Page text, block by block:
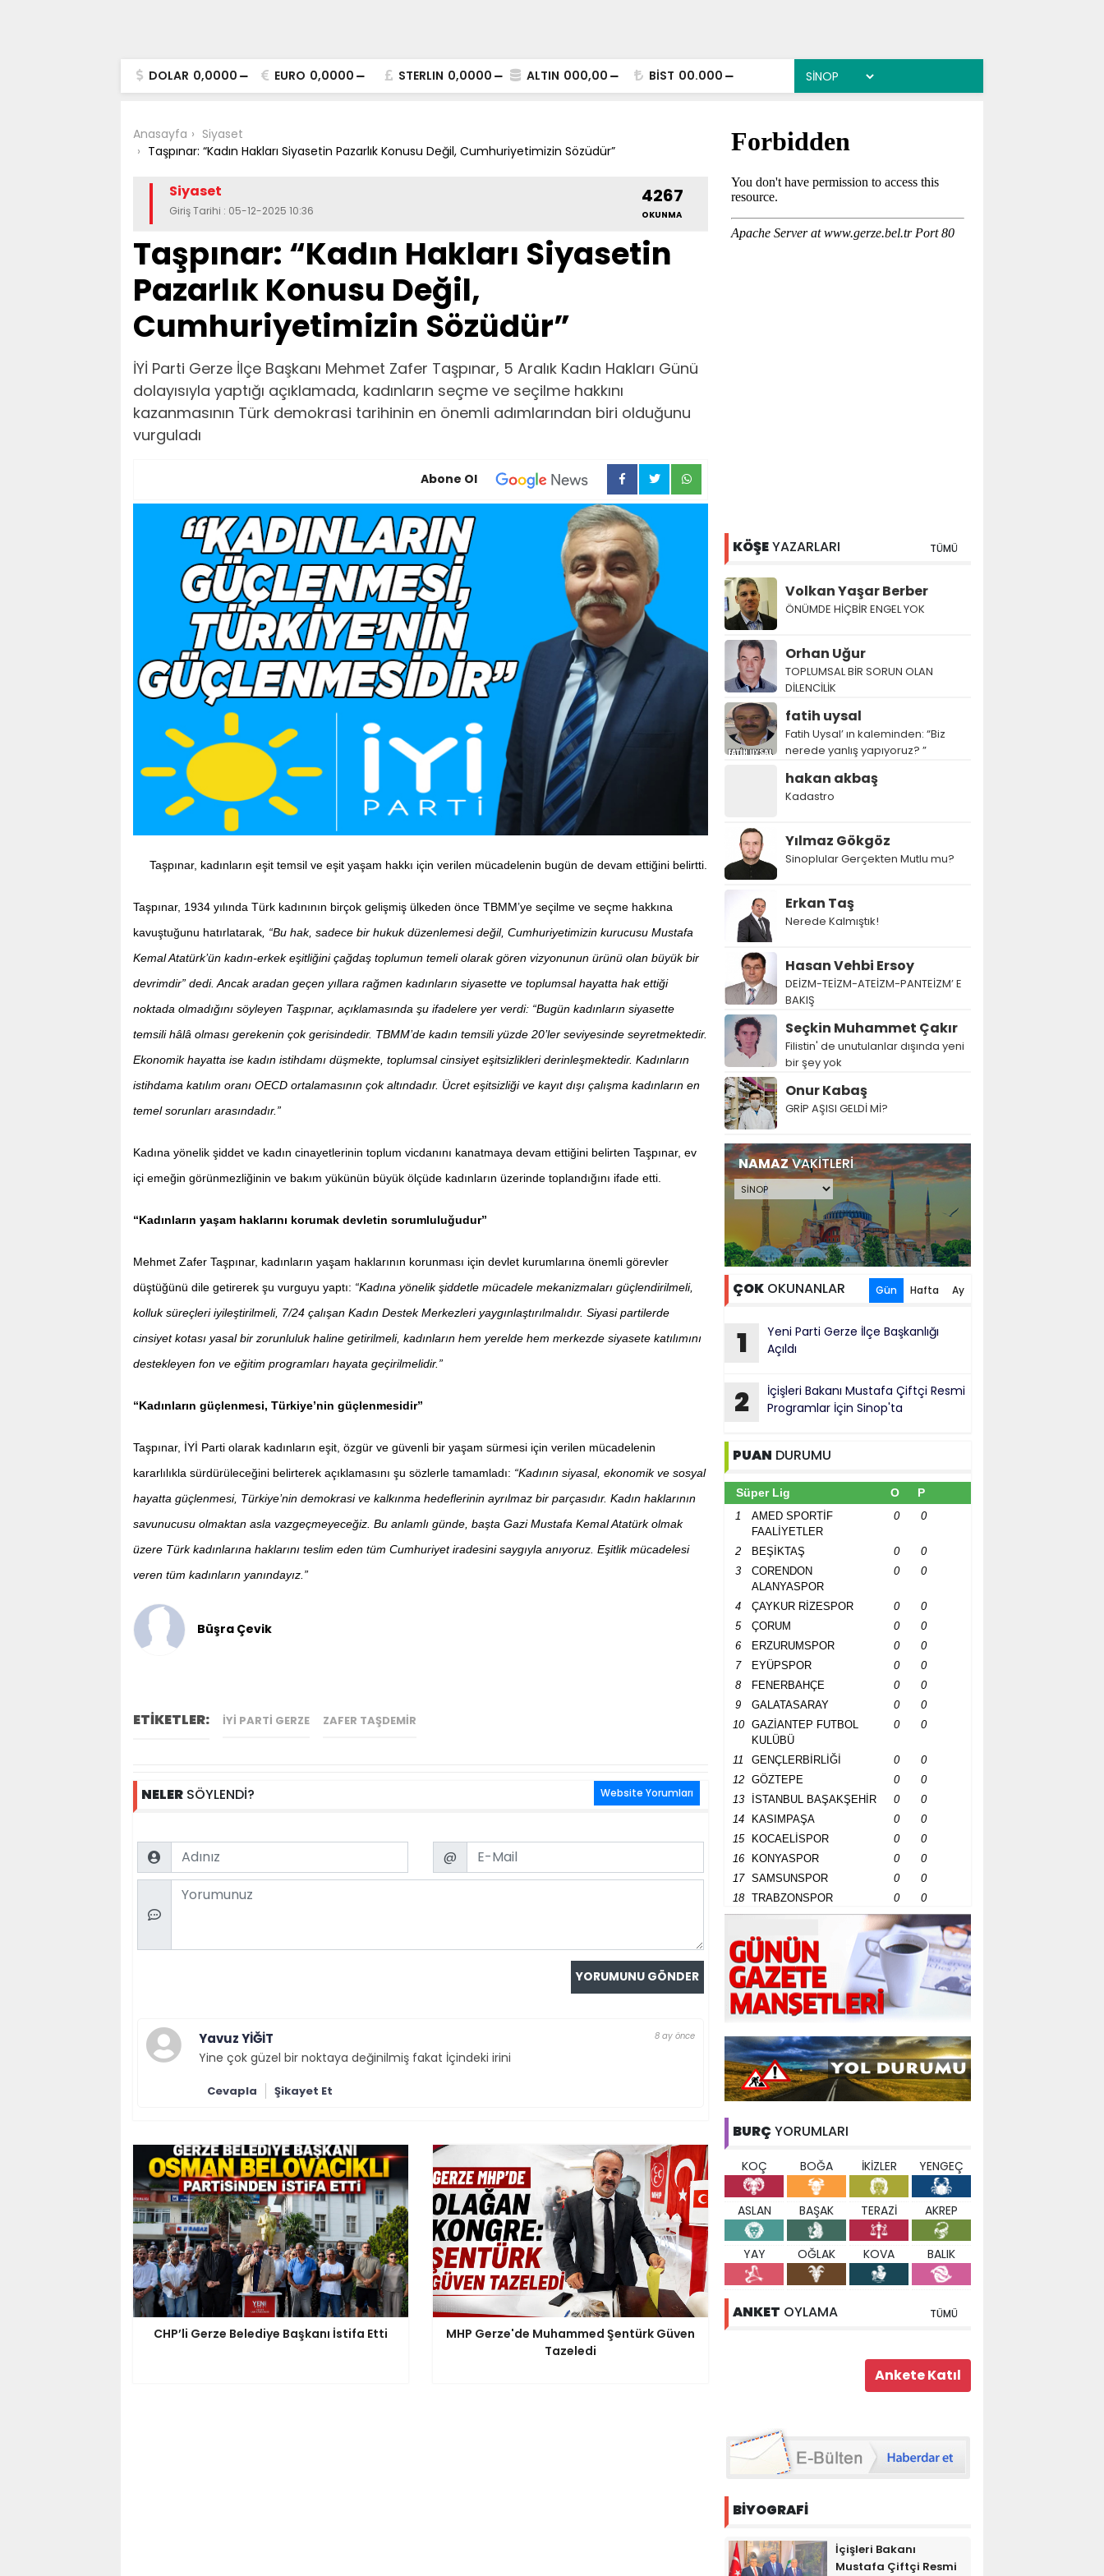
DOLAR 0,0000 EURO 0,0000 STERLIN 0,0000 ALTIN 000,00 BİST 00.000
Anasayfa
Siyaset
Taşpınar: “Kadın Hakları Siyasetin Pazarlık Konusu Değil, Cumhuriyetimizin Sözüdür”
Siyaset
Giriş Tarihi : 05-12-2025 10:36
4267
OKUNMA
Taşpınar: “Kadın Hakları Siyasetin
Pazarlık Konusu Değil,
Cumhuriyetimizin Sözüdür”
İYİ Parti Gerze İlçe Başkanı Mehmet Zafer Taşpınar, 5 Aralık Kadın Hakları Günü
dolayısıyla yaptığı açıklamada, kadınların seçme ve seçilme hakkını
kazanmasının Türk demokrasi tarihinin en önemli adımlarından biri olduğunu
vurguladı
Abone Ol
Taşpınar, kadınların eşit temsil ve eşit yaşam hakkı için verilen mücadelenin bugün de devam ettiğini belirtti.
Taşpınar, 1934 yılında Türk kadınının birçok gelişmiş ülkeden önce TBMM’ye seçilme ve seçme hakkına
kavuştuğunu hatırlatarak , “Bu hak, sadece bir hukuk düzenlemesi değil, Cumhuriyetimizin kurucusu Mustafa
Kemal Atatürk’ün kadın-erkek eşitliğini çağdaş toplumun temeli olarak gören vizyonunun ürünü olan büyük bir
devrimdir” dedi. Ancak aradan geçen yıllara rağmen kadınların siyasette ve toplumsal hayatta hak ettiği
noktada olmadığını söyleyen Taşpınar, açıklamasında şu ifadelere yer verdi: “Bugün kadınların siyasette
temsili hâlâ olması gerekenin çok gerisindedir. TBMM’de kadın temsili yüzde 20’ler seviyesinde seyretmektedir.
Ekonomik hayatta ise kadın istihdamı düşmekte, toplumsal cinsiyet eşitsizlikleri derinleşmektedir. Kadınların
istihdama katılım oranı OECD ortalamasının çok altındadır. Ücret eşitsizliği ve kayıt dışı çalışma kadınların en
temel sorunları arasındadır.”
Kadına yönelik şiddet ve kadın cinayetlerinin toplum vicdanını kanatmaya devam ettiğini belirten Taşpınar, ev
içi emeğin görünmezliğinin ve bakım yükünün büyük ölçüde kadınların üzerinde toplandığını ifade etti.
“Kadınların yaşam haklarını korumak devletin sorumluluğudur”
Mehmet Zafer Taşpınar, kadınların yaşam haklarının korunması için devlet kurumlarına önemli görevler
düştüğünü dile getirerek şu vurguyu yaptı: “Kadına yönelik şiddetle mücadele mekanizmaları güçlendirilmeli,
kolluk süreçleri iyileştirilmeli, 7/24 çalışan Kadın Destek Merkezleri yaygınlaştırılmalıdır. Siyasi partilerde
cinsiyet kotası yasal bir zorunluluk haline getirilmeli, kadınların hem yerelde hem merkezde siyasete katılımını
destekleyen fon ve eğitim programları hayata geçirilmelidir.”
“Kadınların güçlenmesi, Türkiye’nin güçlenmesidir”
Taşpınar, İYİ Parti olarak kadınların eşit, özgür ve güvenli bir yaşam sürmesi için verilen mücadelenin
kararlılıkla sürdürüleceğini belirterek açıklamasını şu sözlerle tamamladı: “Kadının siyasal, ekonomik ve sosyal
hayatta güçlenmesi, Türkiye’nin demokrasi ve kalkınma hedeflerinin ayrılmaz bir parçasıdır. Kadın haklarının
savunucusu olmaktan asla vazgeçmeyeceğiz. Bu anlamlı günde, başta Gazi Mustafa Kemal Atatürk olmak
üzere Türk kadınlarına haklarını teslim eden tüm Cumhuriyet iradesini saygıyla anıyoruz. Eşitlik mücadelesi
veren tüm kadınların yanındayız.”
Büşra Çevik
ETİKETLER: IYI PARTI GERZE ZAFER TAŞDEMIR
NELER SÖYLENDİ? Website Yorumları
Name Email
@
Comment
Yavuz YİĞİT 8 ay önce
Yine çok güzel bir noktaya değinilmiş fakat İçindeki irini
Cevapla Şikayet Et
CHP’li Gerze Belediye Başkanı İstifa Etti
MHP Gerze'de Muhammed Şentürk Güven
Tazeledi
KÖŞEYAZARLARI TÜMÜ
Volkan Yaşar Berber
ÖNÜMDE HİÇBİR ENGEL YOK
Orhan Uğur
TOPLUMSAL BİR SORUN OLAN
DİLENCİLİK
fatih uysal
Fatih Uysal’ ın kaleminden: “Biz
nerede yanlış yapıyoruz? ”
hakan akbaş
Kadastro
Yılmaz Gökgöz
Sinoplular Gerçekten Mutlu mu?
Erkan Taş
Nerede Kalmıştık!
Hasan Vehbi Ersoy
DEİZM-TEİZM-ATEİZM-PANTEİZM’ E
BAKIŞ
Seçkin Muhammet Çakır
Filistin' de unutulanlar dışında yeni
bir şey yok
Onur Kabaş
GRİP AŞISI GELDİ Mİ?
NAMAZVAKİTLERİ
ÇOK OKUNANLAR Gün Hafta Ay
1
Yeni Parti Gerze İlçe Başkanlığı
Açıldı
2
İçişleri Bakanı Mustafa Çiftçi Resmi
Programlar İçin Sinop'ta
PUAN DURUMU
Süper Lig O P
1
AMED SPORTİF
FAALİYETLER
0 0
2 BEŞİKTAŞ 0
0
3
CORENDON
ALANYASPOR
0 0
4 ÇAYKUR RİZESPOR 0
0
5
ÇORUM 0
0
6
ERZURUMSPOR 0
0
7
EYÜPSPOR 0
0
8
FENERBAHÇE 0
0
9
GALATASARAY 0
0
10
GAZİANTEP FUTBOL
KULÜBÜ
0 0
11 GENÇLERBİRLİĞİ 0
0
12
GÖZTEPE 0
0
13
İSTANBUL BAŞAKŞEHİR 0
0
14
KASIMPAŞA 0
0
15
KOCAELİSPOR 0
0
16
KONYASPOR 0
0
17
SAMSUNSPOR 0
0
18
TRABZONSPOR 0 0
BURÇ YORUMLARI
KOÇ BOĞA İKİZLER YENGEÇ
ASLAN BAŞAK TERAZİ AKREP
YAY OĞLAK KOVA BALIK
ANKET OYLAMA TÜMÜ
BİYOGRAFİ
İçişleri Bakanı
Mustafa Çiftçi Resmi